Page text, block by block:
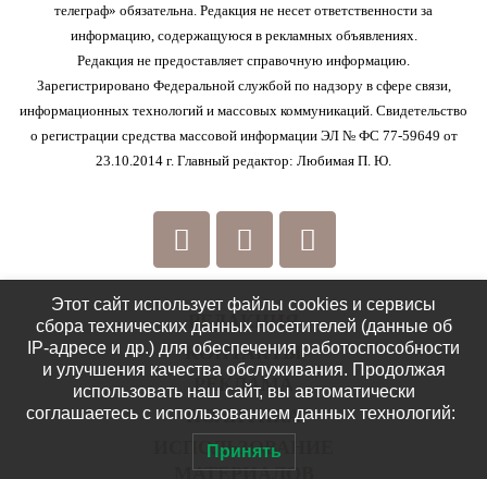
телеграф» обязательна. Редакция не несет ответственности за
информацию, содержащуюся в рекламных объявлениях.
Редакция не предоставляет справочную информацию.
Зарегистрировано Федеральной службой по надзору в сфере связи,
информационных технологий и массовых коммуникаций. Свидетельство
о регистрации средства массовой информации ЭЛ № ФС 77-59649 от
23.10.2014 г. Главный редактор: Любимая П. Ю.
РЕДАКЦИЯ
КОНТАКТЫ
РЕКЛАМА
ПОЛИТИКА
ИСПОЛЬЗОВАНИЕ
МАТЕРИАЛОВ
Этот сайт использует файлы cookies и сервисы
сбора технических данных посетителей (данные об
IP-адресе и др.) для обеспечения работоспособности
и улучшения качества обслуживания. Продолжая
использовать наш сайт, вы автоматически
соглашаетесь с использованием данных технологий:
Принять